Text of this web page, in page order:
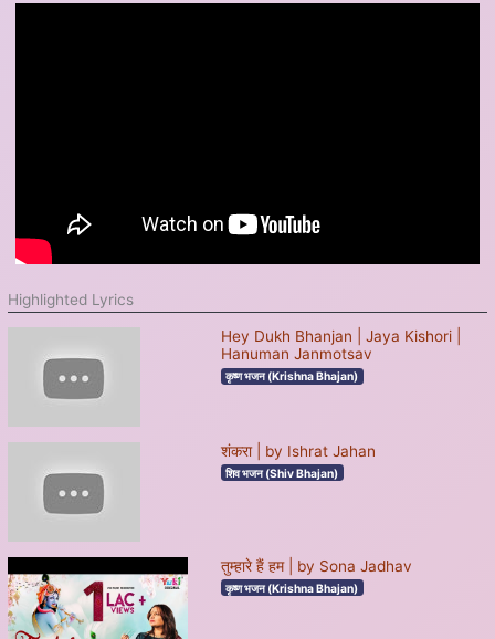
Highlighted Lyrics
Hey Dukh Bhanjan | Jaya Kishori |
Hanuman Janmotsav
कृष्ण भजन (Krishna Bhajan)
शंकरा | by Ishrat Jahan
शिव भजन (Shiv Bhajan)
तुम्हारे हैं हम | by Sona Jadhav
कृष्ण भजन (Krishna Bhajan)